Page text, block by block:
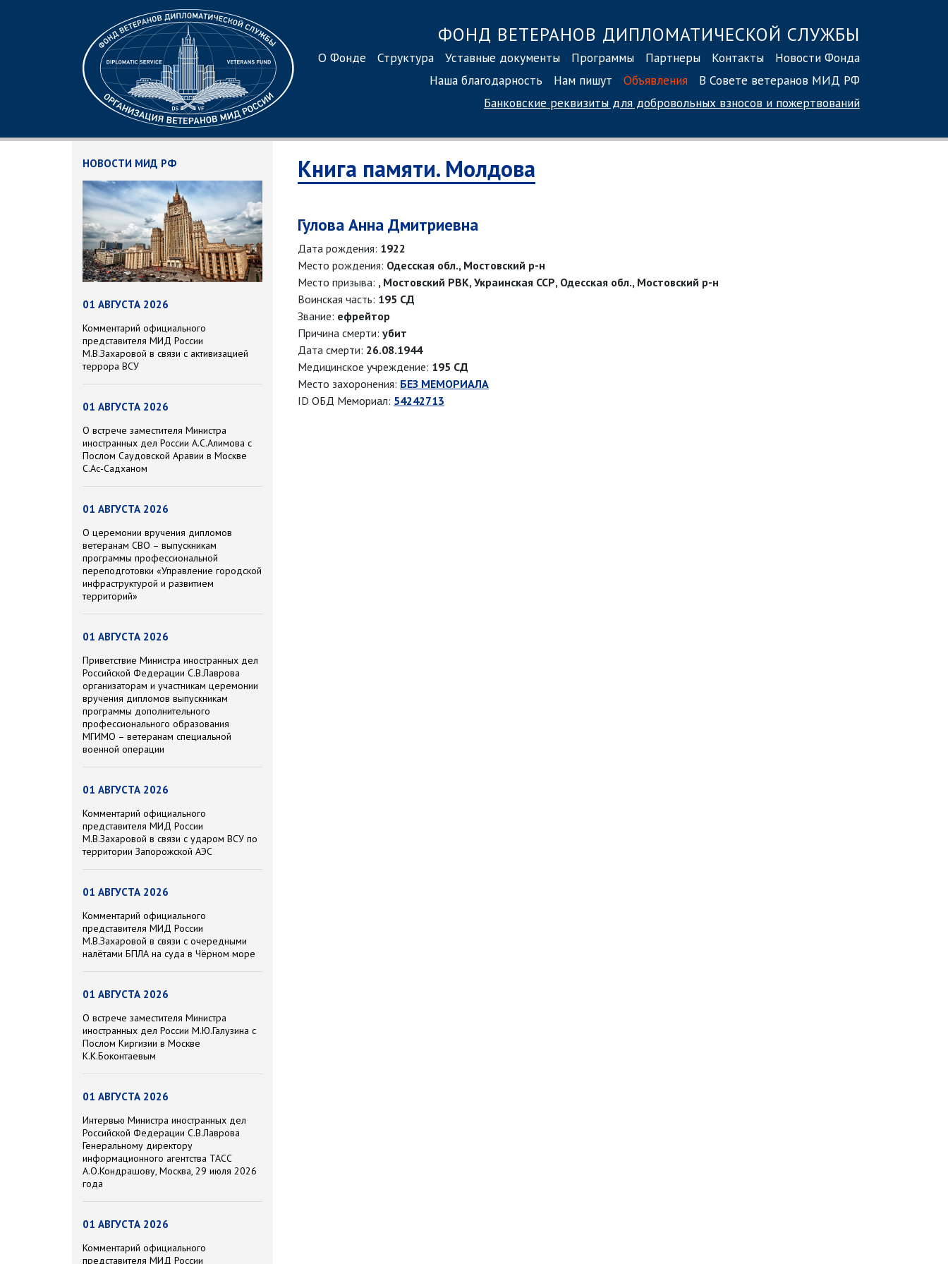
ФОНД ВЕТЕРАНОВ ДИПЛОМАТИЧЕСКОЙ СЛУЖБЫ
О Фонде Структура Уставные документы Программы Партнеры Контакты
Новости Фонда
Наша благодарность
Нам пишут Объявления
В Совете ветеранов МИД РФ
Банковские реквизиты для добровольных взносов и пожертвований
НОВОСТИ МИД РФ
01 АВГУСТА 2026
Комментарий официального
представителя МИД России
М.В.Захаровой в связи с активизацией
террора ВСУ
01 АВГУСТА 2026
О встрече заместителя Министра
иностранных дел России А.С.Алимова с
Послом Саудовской Аравии в Москве
С.Ас-Садханом
01 АВГУСТА 2026
О церемонии вручения дипломов
ветеранам СВО – выпускникам
программы профессиональной
переподготовки «Управление городской
инфраструктурой и развитием
территорий»
01 АВГУСТА 2026
Приветствие Министра иностранных дел
Российской Федерации С.В.Лаврова
организаторам и участникам церемонии
вручения дипломов выпускникам
программы дополнительного
профессионального образования
МГИМО – ветеранам специальной
военной операции
01 АВГУСТА 2026
Комментарий официального
представителя МИД России
М.В.Захаровой в связи с ударом ВСУ по
территории Запорожской АЭС
01 АВГУСТА 2026
Комментарий официального
представителя МИД России
М.В.Захаровой в связи с очередными
налётами БПЛА на суда в Чёрном море
01 АВГУСТА 2026
О встрече заместителя Министра
иностранных дел России М.Ю.Галузина с
Послом Киргизии в Москве
К.К.Боконтаевым
01 АВГУСТА 2026
Интервью Министра иностранных дел
Российской Федерации С.В.Лаврова
Генеральному директору
информационного агентства ТАСС
А.О.Кондрашову, Москва, 29 июля 2026
года
01 АВГУСТА 2026
Комментарий официального
представителя МИД России
Книга памяти. Молдова
Гулова Анна Дмитриевна
Дата рождения: 1922
Место рождения: Одесская обл., Мостовский р-н
Место призыва: , Мостовский РВК, Украинская ССР, Одесская обл., Мостовский р-н
Воинская часть: 195 СД
Звание: ефрейтор
Причина смерти: убит
Дата смерти: 26.08.1944
Медицинское учреждение: 195 СД
Место захоронения: БЕЗ МЕМОРИАЛА
ID ОБД Мемориал: 54242713